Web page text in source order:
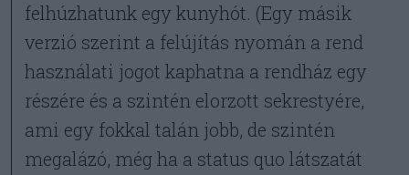
felhúzhatunk egy kunyhót. (Egy másik
verzió szerint a felújítás nyomán a rend
használati jogot kaphatna a rendház egy
részére és a szintén elorzott sekrestyére,
ami egy fokkal talán jobb, de szintén
megalázó, még ha a status quo látszatát